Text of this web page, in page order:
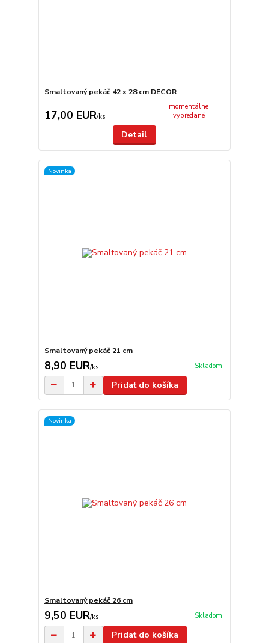
Smaltovaný pekáč 42 x 28 cm DECOR
17,00 EUR/ks
momentálne
vypredané
Detail
Novinka
Smaltovaný pekáč 21 cm
8,90 EUR/ks Skladom
Pridať do košíka
Novinka
Smaltovaný pekáč 26 cm
9,50 EUR/ks Skladom
Pridať do košíka